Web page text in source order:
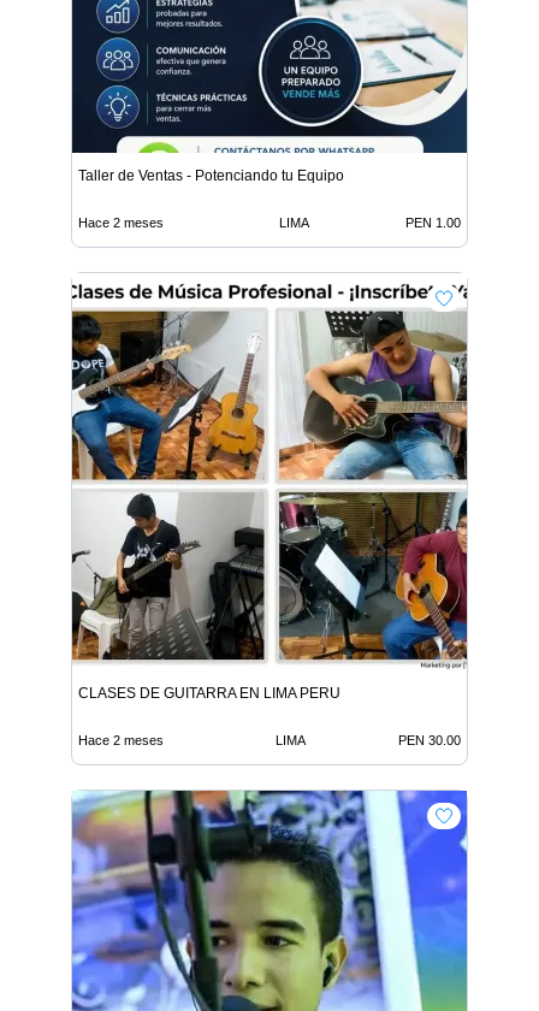
Taller de Ventas - Potenciando tu Equipo
Hace 2 meses LIMA PEN 1.00
CLASES DE GUITARRA EN LIMA PERU
Hace 2 meses LIMA PEN 30.00